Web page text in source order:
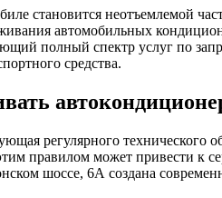
становится неотъемлемой
автомобильных
полный спектр услуг по
средства.
регулярного
правилом может привести к
шоссе, 6А создана